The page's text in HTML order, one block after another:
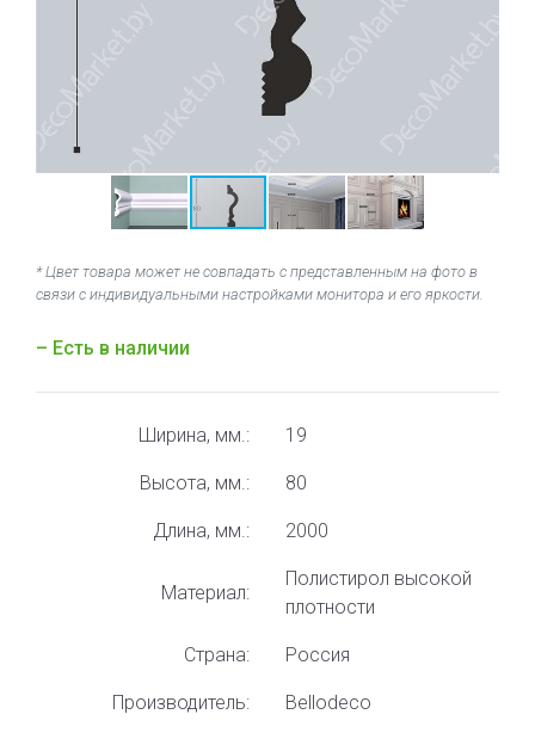
* Цвет товара может не совпадать с представленным на фото в
связи с индивидуальными настройками монитора и его яркости.
– Есть в наличии
Ширина, мм.: 19
Высота, мм.: 80
Длина, мм.: 2000
Материал:
Полистирол высокой
плотности
Страна: Россия
Производитель: Bellodeco